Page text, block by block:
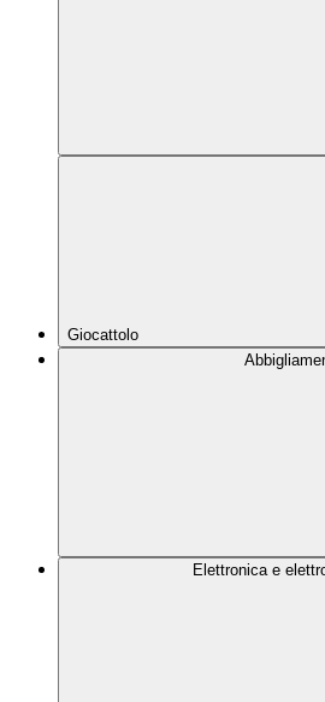
Giocattolo
Elettronica e